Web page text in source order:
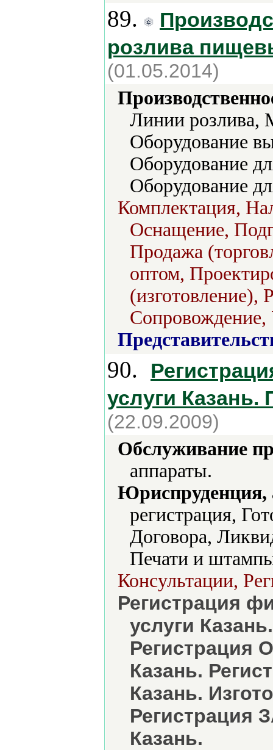
89.
розлива
(01.05.2014)
Линии розлива,
Оборудование
Оборудование
Оборудование
Комплектация,
Оснащение,
Продажа
оптом,
(изготовление),
Сопровождение,
90.
услуги Казань.
(22.09.2009)
Обслуживание
аппараты.
Юриспруденция,
регистрация,
Договора,
Печати и
Консультации,
Регистрация
услуги
Регистрация
Казань.
Казань.
Регистрация
Казань.